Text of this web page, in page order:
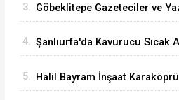
3. Göbeklitepe Gazeteciler ve
Öldürür, Havuz Güldürür
4. Şanlıurfa'da Kavurucu Sıcak
5. Halil Bayram İnşaat